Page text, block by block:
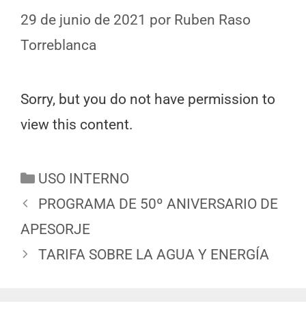
29 de junio de 2021 por Ruben Raso
Torreblanca
Sorry, but you do not have permission to
view this content.
USO INTERNO
PROGRAMA DE 50º ANIVERSARIO DE
APESORJE
TARIFA SOBRE LA AGUA Y ENERGÍA